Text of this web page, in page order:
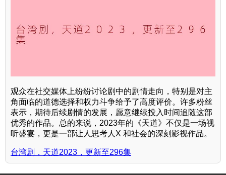
观众在社交媒体上纷纷讨论剧中的剧情走向，特别是对主
角面临的道德选择和权力斗争给予了高度评价。许多粉丝
表示，期待后续剧情的发展，愿意继续投入时间追随这部
优秀的作品。总的来说，2023年的《天道》不仅是一场视
听盛宴，更是一部让人思考人X 和社会的深刻影视作品。
台湾剧，天道2023，更新至296集